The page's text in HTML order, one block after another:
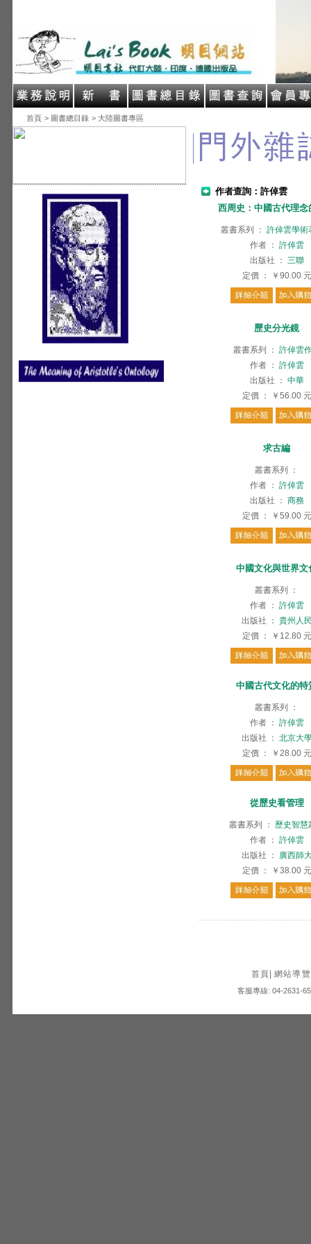
首頁 > 圖書總目錄 > 大陸圖書專區
作者查詢：許倬雲
西周史：中國古代理念
叢書系列 ： 許倬雲學術
作者 ： 許倬雲
出版社
： 三聯
定價 ： ￥90.00 元
歷史分光鏡
叢書系列 ： 許倬雲
作者 ： 許倬雲
出版社
： 中華
定價 ： ￥56.00 元
求古編
叢書系列
：
作者 ： 許倬雲
出版社
： 商務
定價 ： ￥59.00 元
中國文化與世界文
叢書系列
：
作者 ： 許倬雲
出版社
： 貴州人
定價 ： ￥12.80 元
中國古代文化的特
叢書系列
：
作者 ： 許倬雲
出版社
： 北京大
定價 ： ￥28.00 元
從歷史看管理
叢書系列 ：
歷史智慧
作者 ： 許倬雲
出版社
：
廣西師
定價 ： ￥38.00 元
首頁 網站導覽
客服專線: 04-2631-